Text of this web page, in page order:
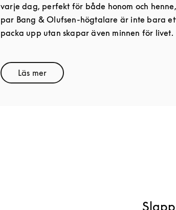
varje dag, perfekt för både honom och
par Bang & Olufsen-högtalare är inte bara
packa upp utan skapar även minnen för livet.
Läs merLink Opens in New Tab